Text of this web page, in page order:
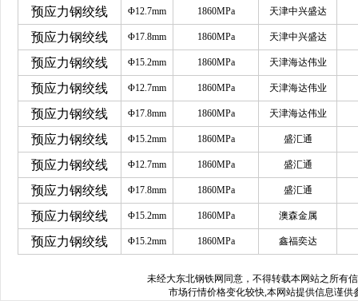
预应力钢绞线 Φ12.7mm 1860MPa 天津中兴盛达
预应力钢绞线 Φ17.8mm 1860MPa 天津中兴盛达
预应力钢绞线 Φ15.2mm 1860MPa 天津海达伟业
预应力钢绞线 Φ12.7mm 1860MPa 天津海达伟业
预应力钢绞线 Φ17.8mm 1860MPa 天津海达伟业
预应力钢绞线 Φ15.2mm 1860MPa 盛汇通
预应力钢绞线 Φ12.7mm 1860MPa 盛汇通
预应力钢绞线 Φ17.8mm 1860MPa 盛汇通
预应力钢绞线 Φ15.2mm 1860MPa 澳森金属
预应力钢绞线 Φ15.2mm 1860MPa 鑫福奕达
未经大东北钢铁网 同意，不得转载本网站之所有
市场行情价格变化较快,本网站提供信息谨供